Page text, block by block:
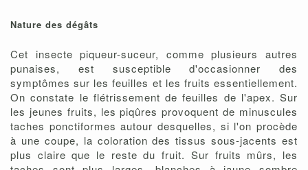
Nature des dégâts
Cet insecte piqueur-suceur, comme plusieurs autres
punaises, est susceptible d'occasionner des
symptômes sur les feuilles et les fruits essentiellement.
On constate le flétrissement de feuilles de l'apex. Sur
les jeunes fruits, les piqûres provoquent de minuscules
taches ponctiformes autour desquelles, si l'on procède
à une coupe, la coloration des tissus sous-jacents est
plus claire que le reste du fruit. Sur fruits mûrs, les